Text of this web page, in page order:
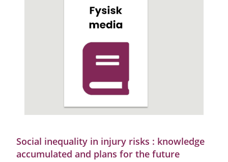
Social inequality in injury risks : knowledge
accumulated and plans for the future